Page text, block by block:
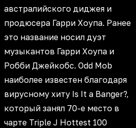
австралийского диджея и
продюсера Гарри Хоупа. Ранее
это название носил дуэт
музыкантов Гарри Хоупа и
Робби Джейкобс. Odd Mob
наиболее известен благодаря
вирусному хиту Is It a Banger?,
который занял 70-е место в
чарте Triple J Hottest 100